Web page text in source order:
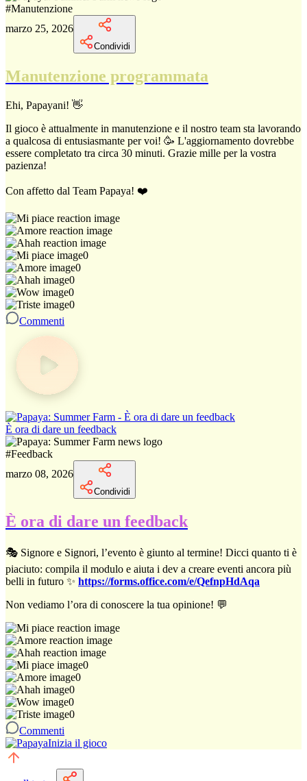
#Manutenzione
marzo 25, 2026
Condividi
Manutenzione programmata
Ehi, Papayani! 👋
Il gioco è attualmente in manutenzione e il nostro team sta lavorando
a qualcosa di entusiasmante per voi! 🥳 L'aggiornamento dovrebbe
essere completato tra circa 30 minuti. Grazie mille per la vostra
pazienza!
Con affetto dal Team Papaya! ❤️
0
0
0
0
0
Commenti
È ora di dare un feedback
#Feedback
marzo 08, 2026
Condividi
È ora di dare un feedback
🎭 Signore e Signori, l’evento è giunto al termine! Dicci quanto ti è
piaciuto: compila il modulo e aiuta i dev a creare eventi ancora più
belli in futuro ✨ https://forms.office.com/e/QefnpHdAqa
Non vediamo l’ora di conoscere la tua opinione! 💬
0
0
0
0
0
Commenti
Inizia il gioco